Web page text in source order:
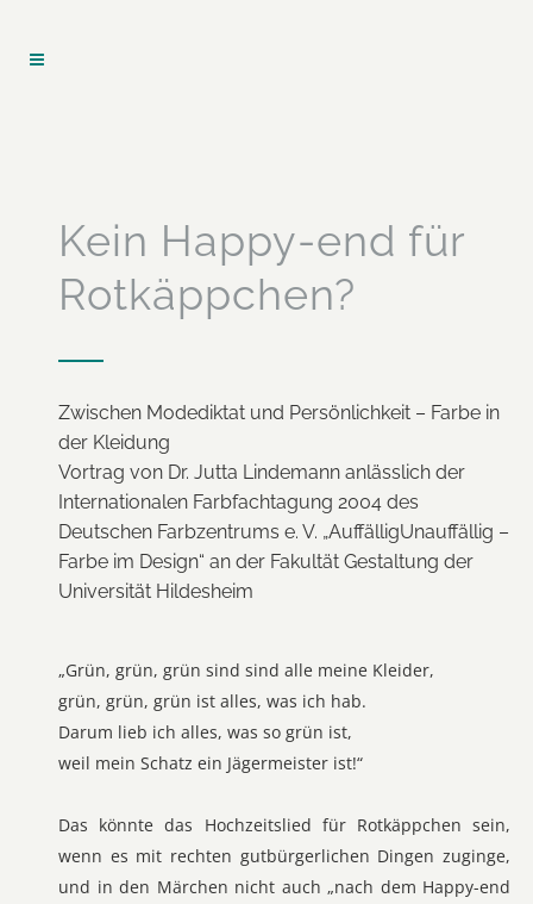
Kein Happy-end für
Rotkäppchen?
Zwischen Modediktat und Persönlichkeit – Farbe in
der Kleidung
Vortrag von Dr. Jutta Lindemann anlässlich der
Internationalen Farbfachtagung 2004 des
Deutschen Farbzentrums e. V. „AuffälligUnauffällig –
Farbe im Design“ an der Fakultät Gestaltung der
Universität Hildesheim
„Grün, grün, grün sind sind alle meine Kleider,
grün, grün, grün ist alles, was ich hab.
Darum lieb ich alles, was so grün ist,
weil mein Schatz ein Jägermeister ist!“
Das könnte das Hochzeitslied für Rotkäppchen sein,
wenn es mit rechten gutbürgerlichen Dingen zuginge,
und in den Märchen nicht auch „nach dem Happy-end